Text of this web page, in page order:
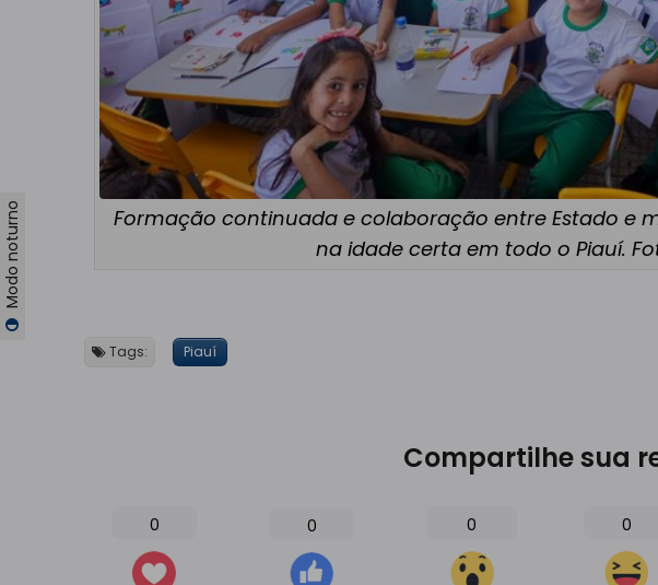
Modo noturno
Formação continuada e colaboração entre Estado e
na idade certa em todo o Piauí.
Tags: Piauí
Compartilhe sua
0 0 0 0